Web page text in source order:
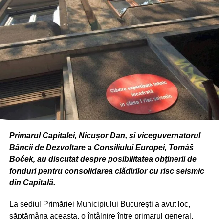
Echinox să afirme că până în 2018 aici se va crea cel mai
mare pol de birouri din Bucureşti şi singurul care va
beneficia de două staţii de metrou.
Primarul Capitalei, Nicușor Dan, și viceguvernatorul
Băncii de Dezvoltare a Consiliului Europei, Tomáš
Boček, au discutat despre posibilitatea obținerii de
fonduri pentru consolidarea clădirilor cu risc seismic
din Capitală.
La sediul Primăriei Municipiului București a avut loc,
săptămâna aceasta, o întâlnire între primarul general,